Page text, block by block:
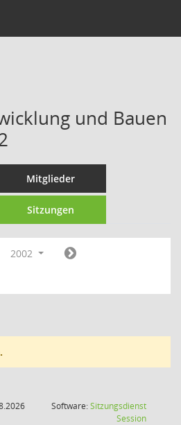
und Bauen
Mitglieder
Sitzungen
2002
Software:Sitzungsdienst
Session(Wird in